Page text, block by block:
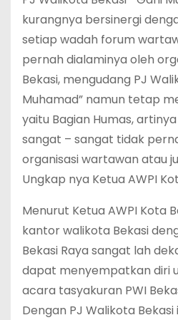
kurangnya bersinergi
setiap wadah forum
pernah dialaminya oleh
Bekasi, mengudang PJ
Muhamad” namun tetap
yaitu Bagian Humas,
sangat – sangat tidak
organisasi wartawan atau
Ungkap nya Ketua AWPI
Menurut Ketua AWPI Kota
kantor walikota Bekasi
Bekasi Raya sangat lah
dapat menyempatkan diri
acara tasyakuran PWI
Dengan PJ Walikota Bekasi